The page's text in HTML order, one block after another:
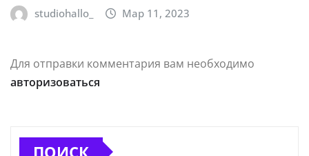
studiohallo_ Мар 11, 2023
Для отправки комментария вам необходимо
авторизоваться
ПОИСК